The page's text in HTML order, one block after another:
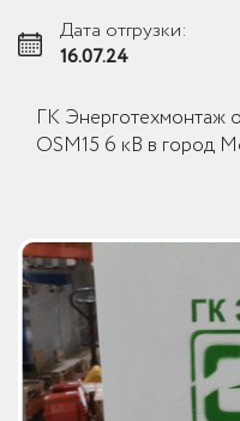
Дата отгрузки:
16.07.24
ГК Энерготехмонтаж
OSM15 6 кВ в город